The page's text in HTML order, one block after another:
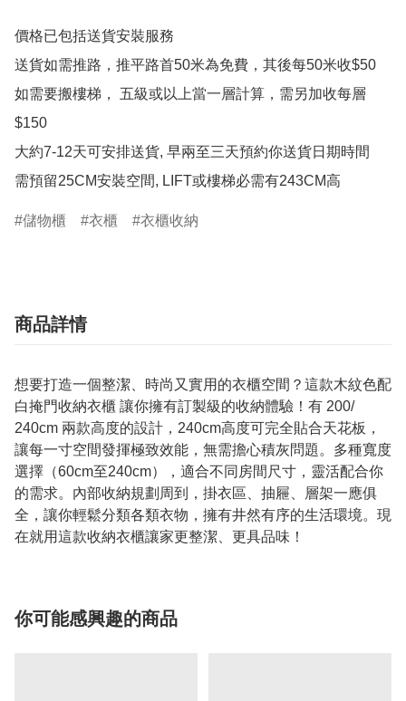
價格已包括送貨安裝服務
送貨如需推路，推平路首50米為免費，其後每50米收$50
如需要搬樓梯， 五級或以上當一層計算，需另加收每層
$150
大約7-12天可安排送貨, 早兩至三天預約你送貨日期時間
需預留25CM安裝空間, LIFT或樓梯必需有243CM高
儲物櫃 衣櫃 衣櫃收納
商品詳情
想要打造一個整潔、時尚又實用的衣櫃空間？這款木紋色配
白掩門收納衣櫃 讓你擁有訂製級的收納體驗！有 200/
240cm 兩款高度的設計，240cm高度可完全貼合天花板，
讓每一寸空間發揮極致效能，無需擔心積灰問題。多種寬度
選擇（60cm至240cm），適合不同房間尺寸，靈活配合你
的需求。內部收納規劃周到，掛衣區、抽屜、層架一應俱
全，讓你輕鬆分類各類衣物，擁有井然有序的生活環境。現
在就用這款收納衣櫃讓家更整潔、更具品味！
你可能感興趣的商品